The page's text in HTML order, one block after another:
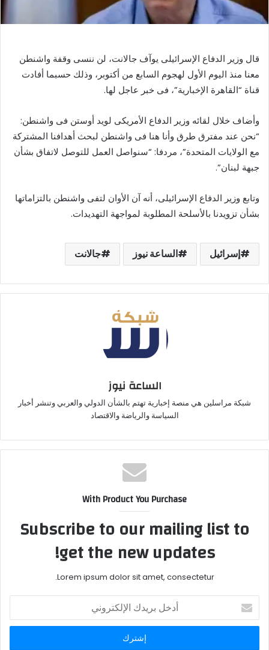
قال وزير الدفاع الإسرائيلى يوآف جالانت، لن ننسى وقفة واشنطن
معنا منذ اليوم الأول لهجوم السابع من أكتوبر، وذلك حسبما أفادت
قناة “القاهرة الإخبارية”، فى خبر عاجل لها.
وأضاف خلال لقائه وزير الدفاع الأمريكى لويد أوستن فى واشنطن:
“نحن عند مفترق طرق وأنا هنا فى واشنطن لبحث أهدافنا المشتركة
مع الولايات المتحدة”، مردفا: “سنواصل العمل للتوصل لاتفاق بشأن
جبهة لبنان”.
وتابع وزير الدفاع الإسرائيلى، أنه آن الأوان لتفى واشنطن بالتزاماتها
بشأن تزويدنا بالأسلحة المطلوبة لمواجهة التهديدات.
إسرائيل الساعة نيوز جالانت
الساعة نيوز
شبكة مراسلين هي منصة إخبارية تهتم بالشأن الدولي والعربي وتنشر أخبار
السياسة والرياضة والاقتصاد
With Product You Purchase
Subscribe to our mailing list to
get the new updates!
Lorem ipsum dolor sit amet, consectetur.
أدخل
بريدك
الإلكتروني